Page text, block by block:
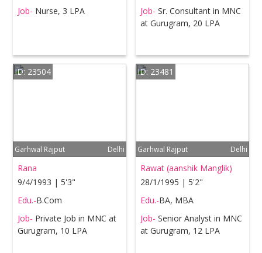
Job- Nurse, 3 LPA
Job- Sr. Consultant in MNC
at Gurugram, 20 LPA
ID: 23504
Garhwal Rajput Delhi
Rana
9/4/1993 | 5'3"
Edu.-B.Com
Job- Private Job in MNC at
Gurugram, 10 LPA
ID: 23481
Garhwal Rajput Delhi
Rawat (aanshik Manglik)
28/1/1995 | 5'2"
Edu.-BA, MBA
Job- Senior Analyst in MNC
at Gurugram, 12 LPA